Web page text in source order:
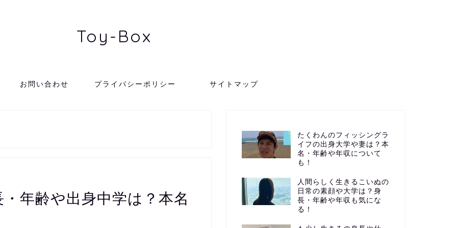
Toy-Box
お問い合わせ プライバシーポリシー サイトマップ
年齢や出身中学は？本名
たくわんのフィッシングラ
イフの出身大学や妻は？本
名・年齢や年収について
も！
人間らしく生きるこいぬの
日常の素顔や大学は？身
長・年齢や年収も気にな
る！